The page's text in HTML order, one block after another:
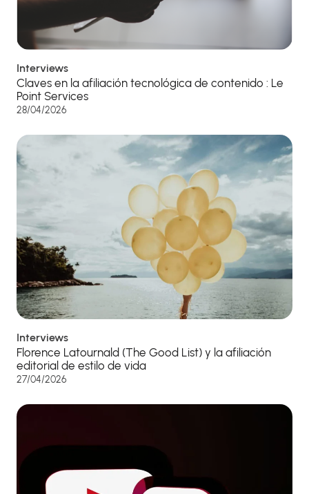
Interviews
Claves en la afiliación tecnológica de contenido : Le
Point Services
28/04/2026
Interviews
Florence Latournald (The Good List) y la afiliación
editorial de estilo de vida
27/04/2026